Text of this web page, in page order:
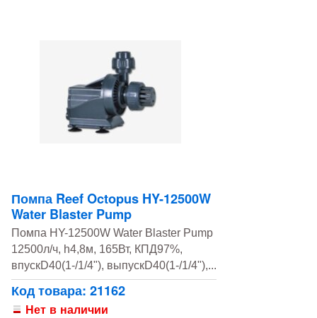
Помпа Reef Octopus HY-12500W
Water Blaster Pump
Помпа HY-12500W Water Blaster Pump
12500л/ч, h4,8м, 165Вт, КПД97%,
впускD40(1-/1/4"), выпускD40(1-/1/4"),...
Код товара: 21162
Нет в наличии